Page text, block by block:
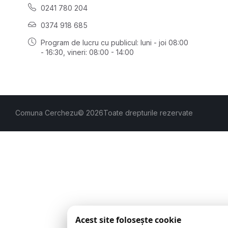
0241 780 204
0374 918 685
Program de lucru cu publicul: luni - joi 08:00
- 16:30 , vineri: 08:00 - 14:00
Comuna Cerchezu© 2026Toate drepturile rezervate
Acest site folosește cookie